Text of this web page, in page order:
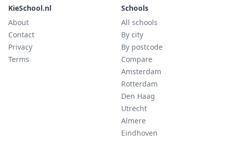
KieSchool.nl
About
Contact
Privacy
Terms
Schools
All schools
By city
By postcode
Compare
Amsterdam
Rotterdam
Den Haag
Utrecht
Almere
Eindhoven